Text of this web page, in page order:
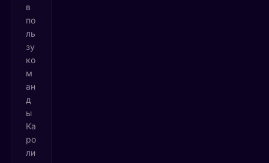
в
по
ль
зу
ко
м
ан
д
ы
Ка
ро
ли